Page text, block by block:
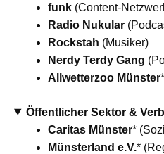
funk (Content-
Radio Nukular
Rockstah (Musiker)
Nerdy Terdy Gang
Allwetterzoo Münster
Öffentlicher Sektor &
Caritas Münster*
Münsterland e.V.*